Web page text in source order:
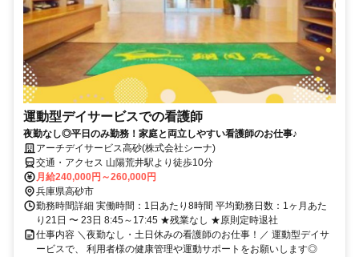
運動型デイサービスでの看護師
夜勤なし◎平日のみ勤務！家庭と両立しやすい看護師のお仕事♪
アーチデイサービス高砂(株式会社シーナ)
交通・アクセス 山陽荒井駅より徒歩10分
月給240,000円～260,000円
兵庫県高砂市
勤務時間詳細 実働時間：1日あたり8時間 平均勤務日数：1ヶ月あた
り21日 〜 23日 8:45～17:45 ★残業なし ★原則定時退社
仕事内容 ＼夜勤なし・土日休みの看護師のお仕事！／ 運動型デイサ
ービスで、 利用者様の健康管理や運動サポートをお願いします◎